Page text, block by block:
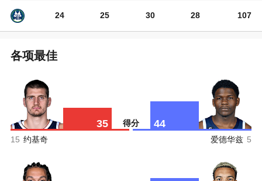
24 25 30 28 107
各项最佳
35
15 约基奇
得分 44
爱德华兹 5